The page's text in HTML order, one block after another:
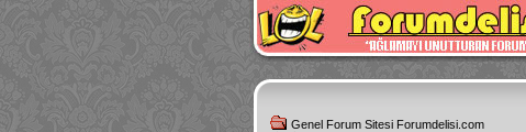
Genel Forum Sitesi Forumdelisi.com